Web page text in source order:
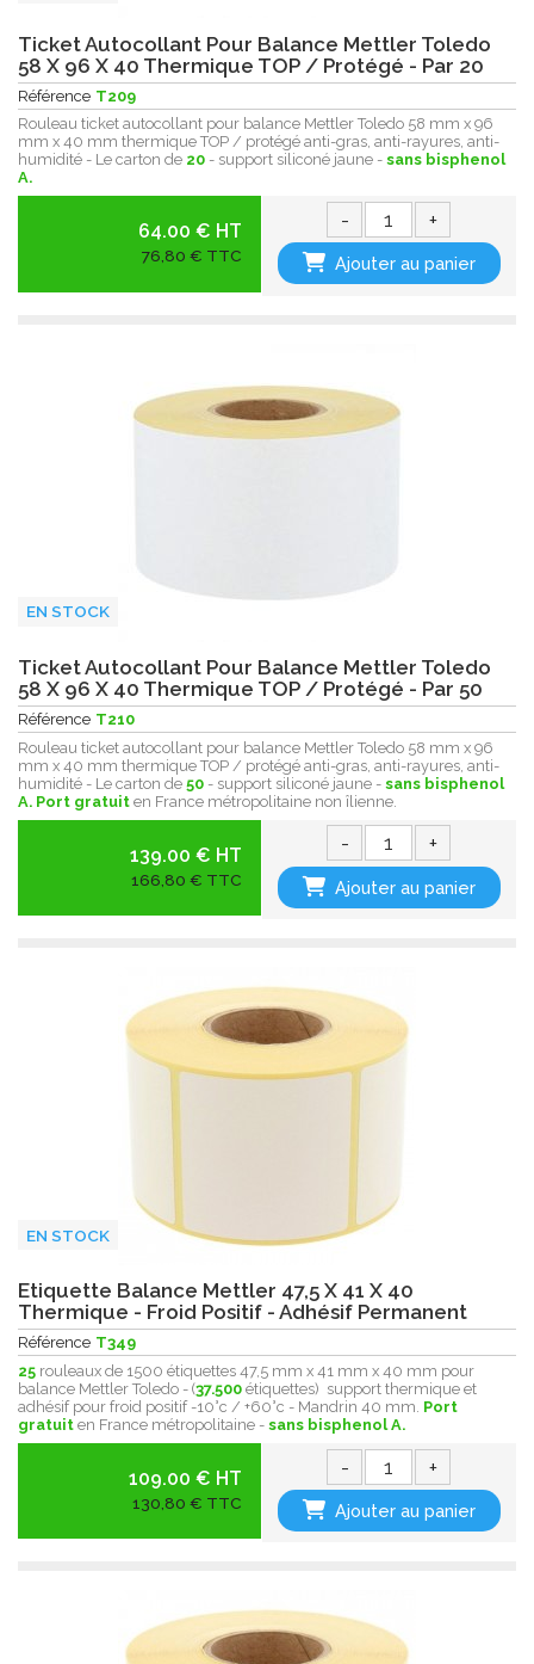
Ticket Autocollant Pour Balance Mettler Toledo
58 X 96 X 40 Thermique TOP / Protégé - Par 20
Référence T209
Rouleau ticket autocollant pour balance Mettler Toledo 58 mm x 96
mm x 40 mm thermique TOP / protégé anti-gras, anti-rayures, anti-
humidité - Le carton de 20 - support siliconé jaune - sans bisphenol
A.
64.00 € HT
76,80 € TTC
- +
Ajouter au panier
EN STOCK
Ticket Autocollant Pour Balance Mettler Toledo
58 X 96 X 40 Thermique TOP / Protégé - Par 50
Référence T210
Rouleau ticket autocollant pour balance Mettler Toledo 58 mm x 96
mm x 40 mm thermique TOP / protégé anti-gras, anti-rayures, anti-
humidité - Le carton de 50 - support siliconé jaune - sans bisphenol
A. Port gratuit en France métropolitaine non îlienne.
139.00 € HT
166,80 € TTC
- +
Ajouter au panier
EN STOCK
Etiquette Balance Mettler 47,5 X 41 X 40
Thermique - Froid Positif - Adhésif Permanent
Référence T349
25 rouleaux de 1500 étiquettes 47,5 mm x 41 mm x 40 mm pour
balance Mettler Toledo - (37.500 étiquettes) support thermique et
adhésif pour froid positif -10°c / +60°c - Mandrin 40 mm. Port
gratuit en France métropolitaine - sans bisphenol A.
109.00 € HT
130,80 € TTC
- +
Ajouter au panier